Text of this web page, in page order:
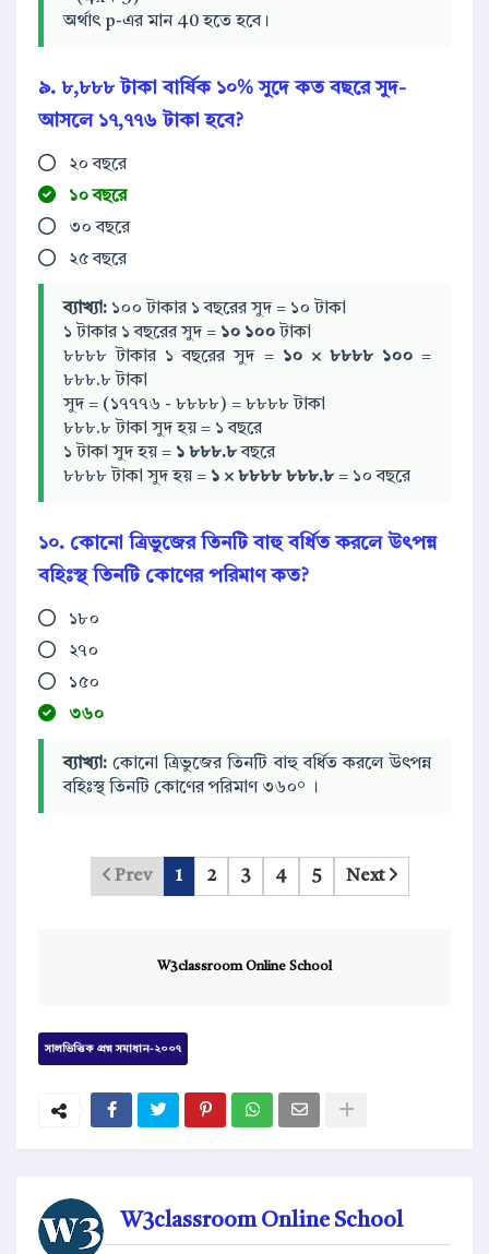
অর্থাৎ p-এর মান 40 হতে হবে।
৯. ৮,৮৮৮ টাকা বার্ষিক ১০% সুদে কত বছরে সুদ-
আসলে ১৭,৭৭৬ টাকা হবে?
২০ বছরে
১০ বছরে
৩০ বছরে
২৫ বছরে
ব্যাখ্যা: ১০০ টাকার ১ বছরের সুদ = ১০ টাকা
১ টাকার ১ বছরের সুদ = ১০ ১০০ টাকা
৮৮৮৮ টাকার ১ বছরের সুদ = ১০ × ৮৮৮৮ ১০০=
৮৮৮.৮ টাকা
সুদ = (১৭৭৭৬ - ৮৮৮৮) = ৮৮৮৮ টাকা
৮৮৮.৮ টাকা সুদ হয় = ১ বছরে
১ টাকা সুদ হয় = ১ ৮৮৮.৮বছরে
৮৮৮৮ টাকা সুদ হয় = ১ × ৮৮৮৮ ৮৮৮.৮ = ১০ বছরে
১০. কোনো ত্রিভুজের তিনটি বাহু বর্ধিত করলে উৎপন্ন
বহিঃস্থ তিনটি কোণের পরিমাণ কত?
১৮০
২৭০
১৫০
৩৬০
ব্যাখ্যা: কোনো ত্রিভুজের তিনটি বাহু বর্ধিত করলে উৎপন্ন
বহিঃস্থ তিনটি কোণের পরিমাণ ৩৬০° ।
Prev 1 2 3 4 5 Next
W3classroom Online School
সালভিত্তিক প্রশ্ন সমাধান-২০০৭
W3classroom Online School